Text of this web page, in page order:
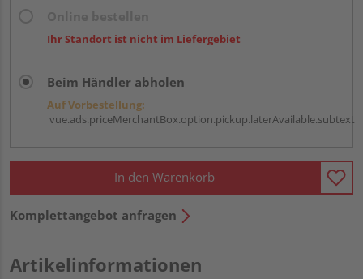
Ihr Standort ist nicht im Liefergebiet
Beim Händler abholen
Auf Vorbestellung:
vue.ads.priceMerchantBox.option.pickup.laterAvailable.subtext
In den Warenkorb
Komplettangebot anfragen
Artikelinformationen